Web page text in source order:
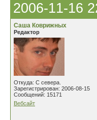
2006-11-16
Саша Коврижных
Редактор
Откуда: С севера.
Зарегистрирован: 2006-08-15
Сообщений: 15171
Вебсайт